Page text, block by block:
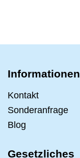
Informationen
Kontakt
Sonderanfrage
Blog
Gesetzliches